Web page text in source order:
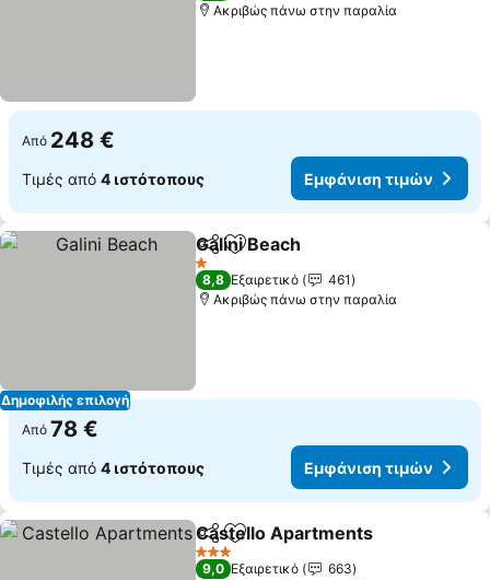
Ακριβώς πάνω στην παραλία
Από 248 €
Τιμές από 4 ιστότοπους Εμφάνιση τιμών
Δημοφιλής επιλογή
Κοινοποίηση
Προσθήκη στα αγαπημένα
Galini Beach
1 Αστέρια
8,8 Εξαιρετικό
461
Ακριβώς πάνω στην παραλία
Από 78 €
Τιμές από 4 ιστότοπους Εμφάνιση τιμών
Κοινοποίηση
Προσθήκη στα αγαπημένα
Castello Apartments
3 Αστέρια
9,0 Εξαιρετικό
663